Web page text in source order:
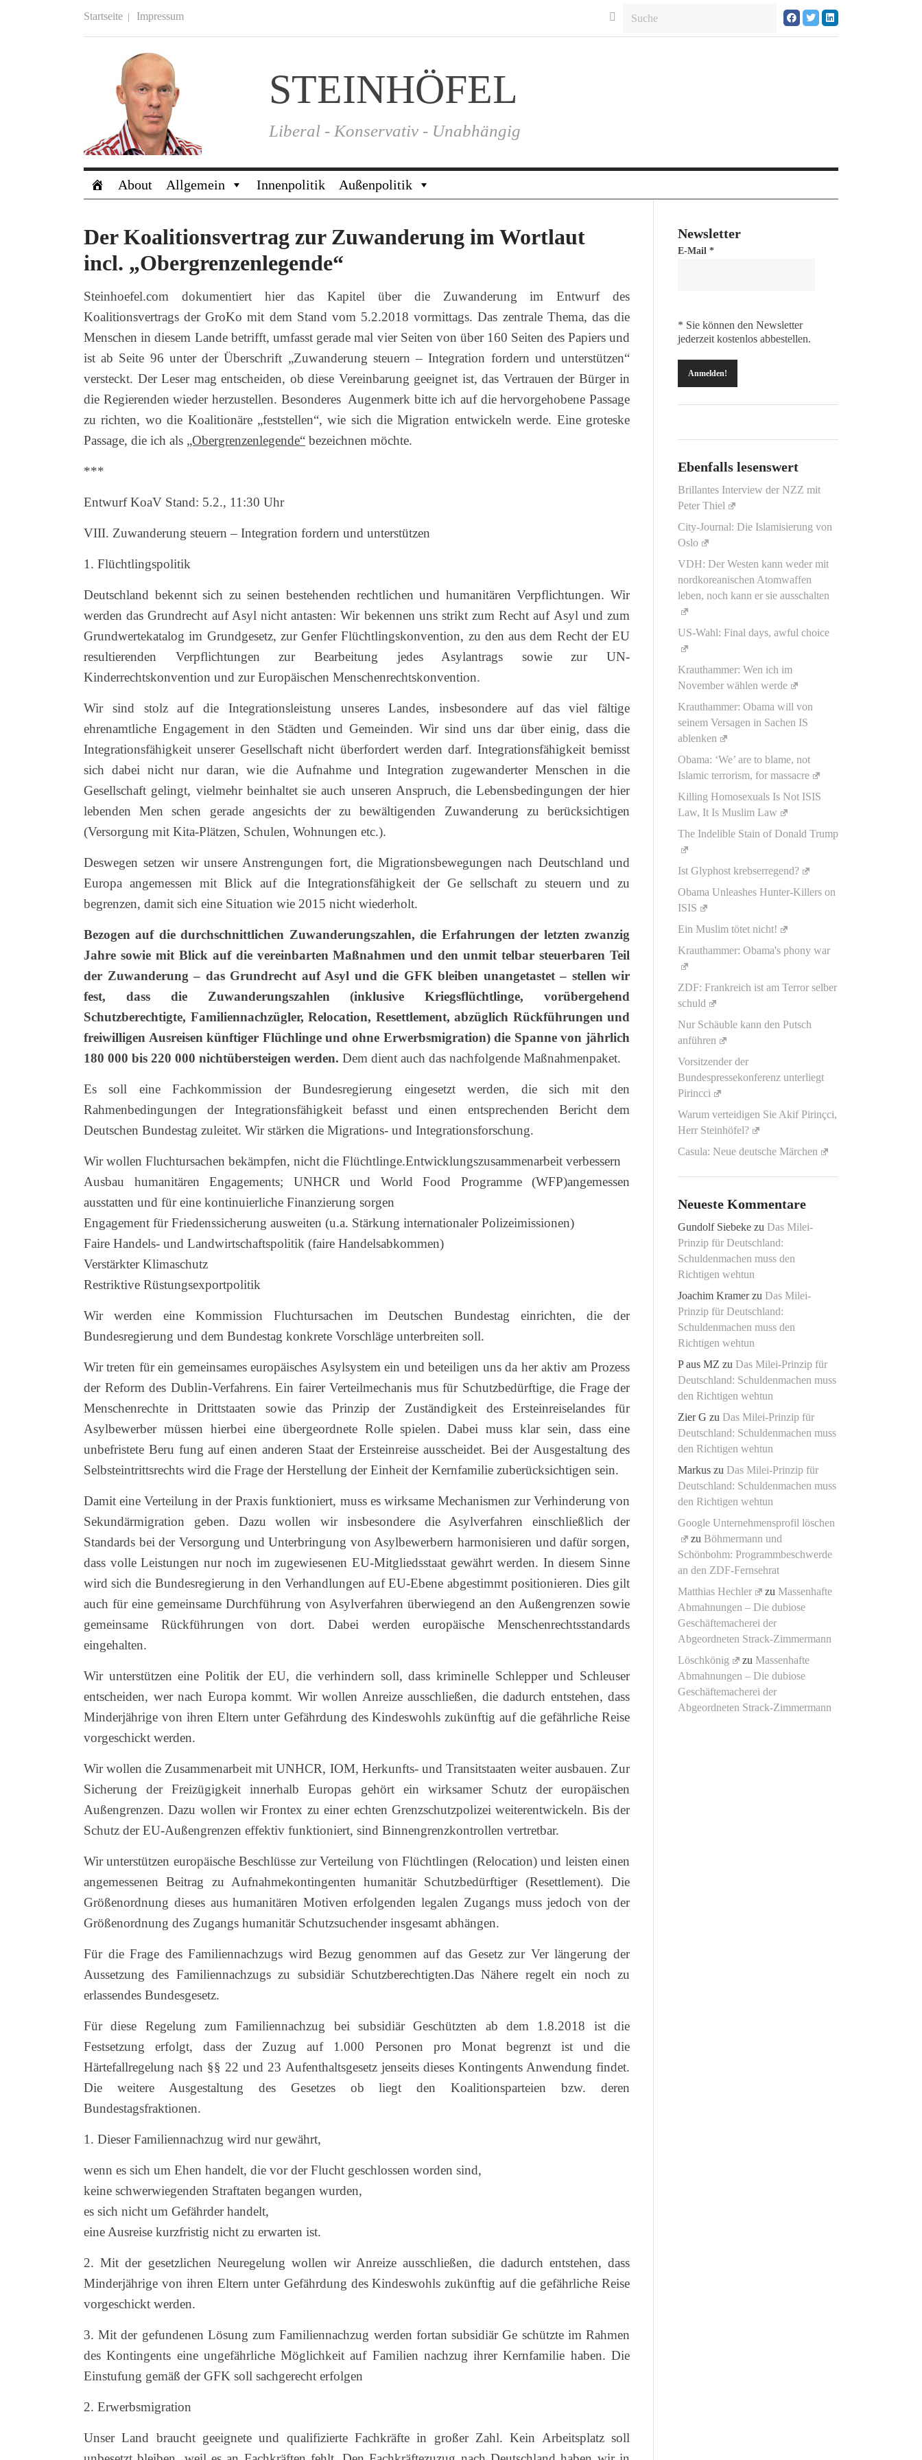
Startseite Impressum
STEINHÖFEL
Liberal - Konservativ - Unabhängig
About Allgemein Innenpolitik Außenpolitik
Der Koalitionsvertrag zur Zuwanderung im Wortlaut
incl. „Obergrenzenlegende“
Steinhoefel.com dokumentiert hier das Kapitel über die Zuwanderung im Entwurf des
Koalitionsvertrags der GroKo mit dem Stand vom 5.2.2018 vormittags. Das zentrale Thema, das die
Menschen in diesem Lande betrifft, umfasst gerade mal vier Seiten von über 160 Seiten des Papiers und
ist ab Seite 96 unter der Überschrift „Zuwanderung steuern – Integration fordern und unterstützen“
versteckt. Der Leser mag entscheiden, ob diese Vereinbarung geeignet ist, das Vertrauen der Bürger in
die Regierenden wieder herzustellen. Besonderes Augenmerk bitte ich auf die hervorgehobene Passage
zu richten, wo die Koalitionäre „feststellen“, wie sich die Migration entwickeln werde. Eine groteske
Passage, die ich als „Obergrenzenlegende“ bezeichnen möchte.
***
Entwurf KoaV Stand: 5.2., 11:30 Uhr
VIII. Zuwanderung steuern – Integration fordern und unterstützen
1. Flüchtlingspolitik
Deutschland bekennt sich zu seinen bestehenden rechtlichen und humanitären Verpflichtungen. Wir
werden das Grundrecht auf Asyl nicht antasten: Wir bekennen uns strikt zum Recht auf Asyl und zum
Grundwertekatalog im Grundgesetz, zur Genfer Flüchtlingskonvention, zu den aus dem Recht der EU
resultierenden Verpflichtungen zur Bearbeitung jedes Asylantrags sowie zur UN-
Kinderrechtskonvention und zur Europäischen Menschenrechtskonvention.
Wir sind stolz auf die Integrationsleistung unseres Landes, insbesondere auf das viel fältige
ehrenamtliche Engagement in den Städten und Gemeinden. Wir sind uns dar über einig, dass die
Integrationsfähigkeit unserer Gesellschaft nicht überfordert werden darf. Integrationsfähigkeit bemisst
sich dabei nicht nur daran, wie die Aufnahme und Integration zugewanderter Menschen in die
Gesellschaft gelingt, vielmehr beinhaltet sie auch unseren Anspruch, die Lebensbedingungen der hier
lebenden Men schen gerade angesichts der zu bewältigenden Zuwanderung zu berücksichtigen
(Versorgung mit Kita-Plätzen, Schulen, Wohnungen etc.).
Deswegen setzen wir unsere Anstrengungen fort, die Migrationsbewegungen nach Deutschland und
Europa angemessen mit Blick auf die Integrationsfähigkeit der Ge sellschaft zu steuern und zu
begrenzen, damit sich eine Situation wie 2015 nicht wiederholt.
Bezogen auf die durchschnittlichen Zuwanderungszahlen, die Erfahrungen der letzten zwanzig
Jahre sowie mit Blick auf die vereinbarten Maßnahmen und den unmit telbar steuerbaren Teil
der Zuwanderung – das Grundrecht auf Asyl und die GFK bleiben unangetastet – stellen wir
fest, dass die Zuwanderungszahlen (inklusive Kriegsflüchtlinge, vorübergehend
Schutzberechtigte, Familiennachzügler, Relocation, Resettlement, abzüglich Rückführungen und
freiwilligen Ausreisen künftiger Flüchlinge und ohne Erwerbsmigration) die Spanne von jährlich
180 000 bis 220 000 nichtübersteigen werden. Dem dient auch das nachfolgende Maßnahmenpaket.
Es soll eine Fachkommission der Bundesregierung eingesetzt werden, die sich mit den
Rahmenbedingungen der Integrationsfähigkeit befasst und einen entsprechenden Bericht dem
Deutschen Bundestag zuleitet. Wir stärken die Migrations- und Integrationsforschung.
Wir wollen Fluchtursachen bekämpfen, nicht die Flüchtlinge.Entwicklungszusammenarbeit verbessern
Ausbau humanitären Engagements; UNHCR und World Food Programme (WFP)angemessen
ausstatten und für eine kontinuierliche Finanzierung sorgen
Engagement für Friedenssicherung ausweiten (u.a. Stärkung internationaler Polizeimissionen)
Faire Handels- und Landwirtschaftspolitik (faire Handelsabkommen)
Verstärkter Klimaschutz
Restriktive Rüstungsexportpolitik
Wir werden eine Kommission Fluchtursachen im Deutschen Bundestag einrichten, die der
Bundesregierung und dem Bundestag konkrete Vorschläge unterbreiten soll.
Wir treten für ein gemeinsames europäisches Asylsystem ein und beteiligen uns da her aktiv am Prozess
der Reform des Dublin-Verfahrens. Ein fairer Verteilmechanis mus für Schutzbedürftige, die Frage der
Menschenrechte in Drittstaaten sowie das Prinzip der Zuständigkeit des Ersteinreiselandes für
Asylbewerber müssen hierbei eine übergeordnete Rolle spielen. Dabei muss klar sein, dass eine
unbefristete Beru fung auf einen anderen Staat der Ersteinreise ausscheidet. Bei der Ausgestaltung des
Selbsteintrittsrechts wird die Frage der Herstellung der Einheit der Kernfamilie zuberücksichtigen sein.
Damit eine Verteilung in der Praxis funktioniert, muss es wirksame Mechanismen zur Verhinderung von
Sekundärmigration geben. Dazu wollen wir insbesondere die Asylverfahren einschließlich der
Standards bei der Versorgung und Unterbringung von Asylbewerbern harmonisieren und dafür sorgen,
dass volle Leistungen nur noch im zugewiesenen EU-Mitgliedsstaat gewährt werden. In diesem Sinne
wird sich die Bundesregierung in den Verhandlungen auf EU-Ebene abgestimmt positionieren. Dies gilt
auch für eine gemeinsame Durchführung von Asylverfahren überwiegend an den Außengrenzen sowie
gemeinsame Rückführungen von dort. Dabei werden europäische Menschenrechtsstandards
eingehalten.
Wir unterstützen eine Politik der EU, die verhindern soll, dass kriminelle Schlepper und Schleuser
entscheiden, wer nach Europa kommt. Wir wollen Anreize ausschließen, die dadurch entstehen, dass
Minderjährige von ihren Eltern unter Gefährdung des Kindeswohls zukünftig auf die gefährliche Reise
vorgeschickt werden.
Wir wollen die Zusammenarbeit mit UNHCR, IOM, Herkunfts- und Transitstaaten weiter ausbauen. Zur
Sicherung der Freizügigkeit innerhalb Europas gehört ein wirksamer Schutz der europäischen
Außengrenzen. Dazu wollen wir Frontex zu einer echten Grenzschutzpolizei weiterentwickeln. Bis der
Schutz der EU-Außengrenzen effektiv funktioniert, sind Binnengrenzkontrollen vertretbar.
Wir unterstützen europäische Beschlüsse zur Verteilung von Flüchtlingen (Relocation) und leisten einen
angemessenen Beitrag zu Aufnahmekontingenten humanitär Schutzbedürftiger (Resettlement). Die
Größenordnung dieses aus humanitären Motiven erfolgenden legalen Zugangs muss jedoch von der
Größenordnung des Zugangs humanitär Schutzsuchender insgesamt abhängen.
Für die Frage des Familiennachzugs wird Bezug genommen auf das Gesetz zur Ver längerung der
Aussetzung des Familiennachzugs zu subsidiär Schutzberechtigten.Das Nähere regelt ein noch zu
erlassendes Bundesgesetz.
Für diese Regelung zum Familiennachzug bei subsidiär Geschützten ab dem 1.8.2018 ist die
Festsetzung erfolgt, dass der Zuzug auf 1.000 Personen pro Monat begrenzt ist und die
Härtefallregelung nach §§ 22 und 23 Aufenthaltsgesetz jenseits dieses Kontingents Anwendung findet.
Die weitere Ausgestaltung des Gesetzes ob liegt den Koalitionsparteien bzw. deren
Bundestagsfraktionen.
1. Dieser Familiennachzug wird nur gewährt,
wenn es sich um Ehen handelt, die vor der Flucht geschlossen worden sind,
keine schwerwiegenden Straftaten begangen wurden,
es sich nicht um Gefährder handelt,
eine Ausreise kurzfristig nicht zu erwarten ist.
2. Mit der gesetzlichen Neuregelung wollen wir Anreize ausschließen, die dadurch entstehen, dass
Minderjährige von ihren Eltern unter Gefährdung des Kindeswohls zukünftig auf die gefährliche Reise
vorgeschickt werden.
3. Mit der gefundenen Lösung zum Familiennachzug werden fortan subsidiär Ge schützte im Rahmen
des Kontingents eine ungefährliche Möglichkeit auf Familien nachzug ihrer Kernfamilie haben. Die
Einstufung gemäß der GFK soll sachgerecht erfolgen
2. Erwerbsmigration
Unser Land braucht geeignete und qualifizierte Fachkräfte in großer Zahl. Kein Arbeitsplatz soll
Newsletter
E-Mail *
* Sie können den Newsletter
jederzeit kostenlos abbestellen.
Ebenfalls lesenswert
Brillantes Interview der NZZ mit
Peter Thiel
City-Journal: Die Islamisierung von
Oslo
VDH: Der Westen kann weder mit
nordkoreanischen Atomwaffen
leben, noch kann er sie ausschalten
US-Wahl: Final days, awful choice
Krauthammer: Wen ich im
November wählen werde
Krauthammer: Obama will von
seinem Versagen in Sachen IS
ablenken
Obama: ‘We’ are to blame, not
Islamic terrorism, for massacre
Killing Homosexuals Is Not ISIS
Law, It Is Muslim Law
The Indelible Stain of Donald Trump
Ist Glyphost krebserregend?
Obama Unleashes Hunter-Killers on
ISIS
Ein Muslim tötet nicht!
Krauthammer: Obama's phony war
ZDF: Frankreich ist am Terror selber
schuld
Nur Schäuble kann den Putsch
anführen
Vorsitzender der
Bundespressekonferenz unterliegt
Pirincci
Warum verteidigen Sie Akif Pirinçci,
Herr Steinhöfel?
Casula: Neue deutsche Märchen
Neueste Kommentare
Gundolf Siebeke zu Das Milei-
Prinzip für Deutschland:
Schuldenmachen muss den
Richtigen wehtun
Joachim Kramerzu Das Milei-
Prinzip für Deutschland:
Schuldenmachen muss den
Richtigen wehtun
P aus MZ zu Das Milei-Prinzip für
Deutschland: Schuldenmachen muss
den Richtigen wehtun
Zier G zu Das Milei-Prinzip für
Deutschland: Schuldenmachen muss
den Richtigen wehtun
Markus zu Das Milei-Prinzip für
Deutschland: Schuldenmachen muss
den Richtigen wehtun
Google Unternehmensprofil löschen
zu Böhmermann und
Schönbohm: Programmbeschwerde
an den ZDF-Fernsehrat
Matthias Hechler
zu Massenhafte
Abmahnungen – Die dubiose
Geschäftemacherei der
Abgeordneten Strack-Zimmermann
Löschkönig
zu Massenhafte
Abmahnungen – Die dubiose
Geschäftemacherei der
Abgeordneten Strack-Zimmermann